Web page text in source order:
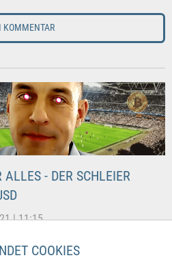
COOKIES
KOMMENTAR
- DER SCHLEIER
| 11:15
Zentralbanken ist nach dem